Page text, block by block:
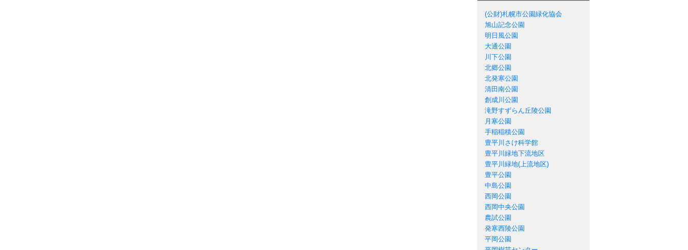
(公財)札幌市公園緑化協会
旭山記念公園
明日風公園
大通公園
川下公園
北郷公園
北発寒公園
清田南公園
創成川公園
滝野すずらん丘陵公園
月寒公園
手稲稲積公園
豊平川さけ科学館
豊平川緑地下流地区
豊平川緑地(上流地区)
豊平公園
中島公園
西岡公園
西岡中央公園
農試公園
発寒西陵公園
平岡公園